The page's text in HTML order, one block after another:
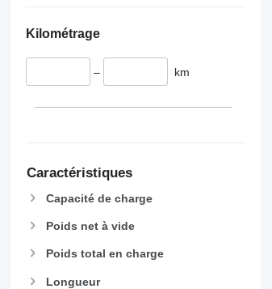
Kilométrage
– km
Caractéristiques
Capacité de charge
Poids net à vide
Poids total en charge
Longueur